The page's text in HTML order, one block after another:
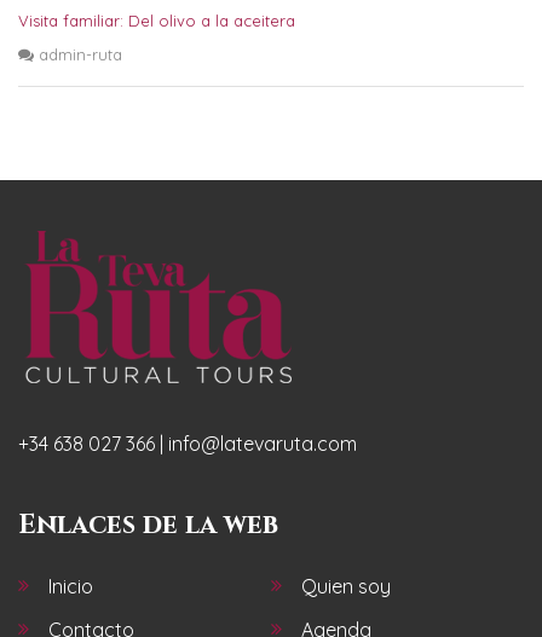
Visita familiar: Del olivo a la aceitera
admin-ruta
+34 638 027 366 | info@latevaruta.com
Enlaces de la web
Inicio
Quien soy
Contacto
Agenda